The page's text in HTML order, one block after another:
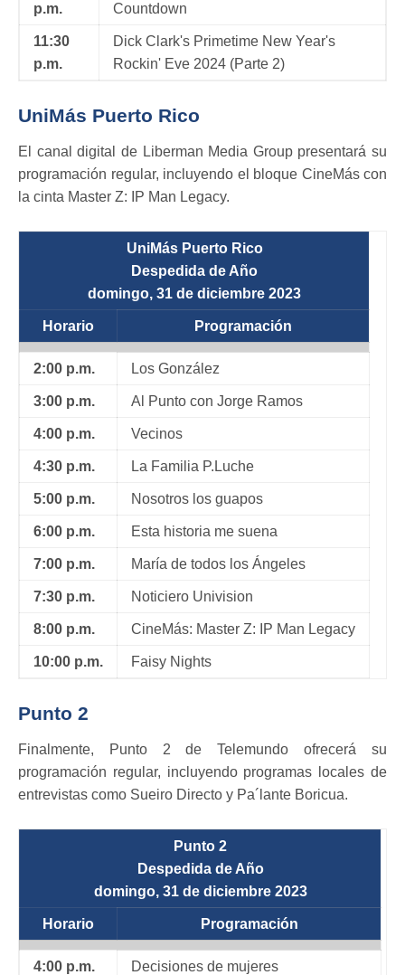
p.m. Countdown
11:30
p.m.
Dick Clark's Primetime New Year's
Rockin' Eve 2024 (Parte 2)
UniMás Puerto Rico
El canal digital de Liberman Media Group presentará su
programación regular, incluyendo el bloque CineMás con
la cinta Master Z: IP Man Legacy.
UniMás Puerto Rico
Despedida de Año
domingo, 31 de diciembre 2023
Horario Programación
2:00 p.m. Los González
3:00 p.m. Al Punto con Jorge Ramos
4:00 p.m. Vecinos
4:30 p.m. La Familia P.Luche
5:00 p.m. Nosotros los guapos
6:00 p.m. Esta historia me suena
7:00 p.m. María de todos los Ángeles
7:30 p.m. Noticiero Univision
8:00 p.m. CineMás: Master Z: IP Man Legacy
10:00 p.m. Faisy Nights
Punto 2
Finalmente, Punto 2 de Telemundo ofrecerá su
programación regular, incluyendo programas locales de
entrevistas como Sueiro Directo y Pa´lante Boricua.
Punto 2
Despedida de Año
domingo, 31 de diciembre 2023
Horario Programación
4:00 p.m. Decisiones de mujeres